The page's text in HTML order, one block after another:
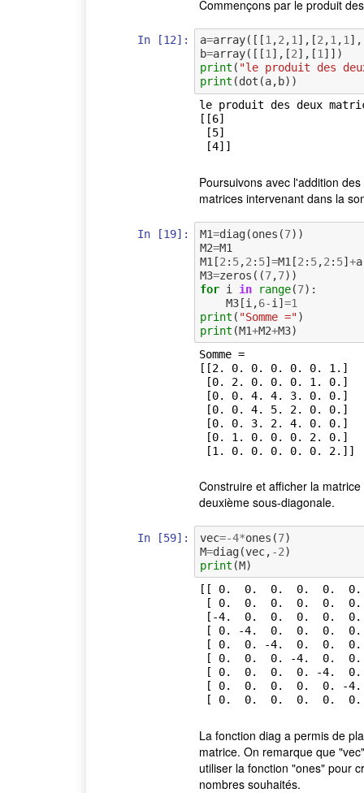
Commençons par le produit
In [12]: a=array([[1 ,2 ,1 ],[2 ,1 ,1
b=array([[1 ],[2],[1 ]])
print ( "le produit des
print (dot (a, b))
le produit des deux
[[6]
Poursuivons avec l'addition
matrices intervenant dans la
In [19]: M1=diag(ones (7))
M2=M1
M1 [2 : 5,2 : 5]=M1 [2 : 5,2 : 5]+a
M3=zeros ((7,7))
for i in range(7):
M3[i ,6-i ]=1
print ( "Somme =")
print (M1+M2+M3)
Somme =
[[2. 0. 0. 0. 0. 0. 1.]
Construire et afficher la
deuxième sous-diagonale.
In [59]: vec=-4*ones (7)
M=diag(vec, -2)
print (M)
[[ 0.  0.  0.  0.  0.
La fonction diag a permis de
matrice. On remarque que
utiliser la fonction "ones" pour
nombres souhaités.